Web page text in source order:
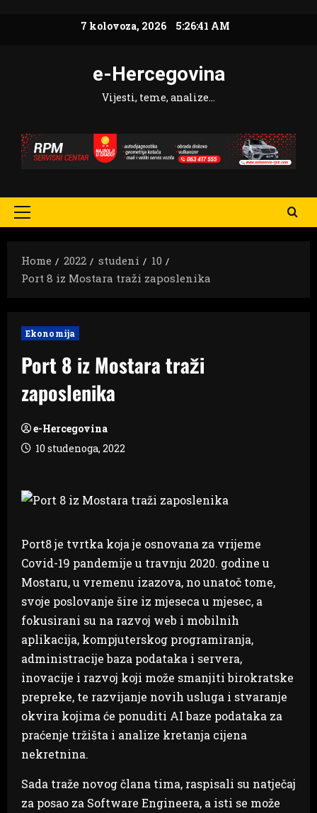
7 kolovoza, 2026 5:26:42 AM
e-Hercegovina
Vijesti, teme, analize…
Primary
Home
2022 studeni
10
Port 8 iz Mostara traži zaposlenika
Ekonomija
Port 8 iz Mostara traži
zaposlenika
e-Hercegovina
10 studenoga, 2022
Port8 je tvrtka koja je osnovana za vrijeme
Covid-19 pandemije u travnju 2020. godine u
Mostaru, u vremenu izazova, no unatoč tome,
svoje poslovanje šire iz mjeseca u mjesec, a
fokusirani su na razvoj web i mobilnih
aplikacija, kompjuterskog programiranja,
administracije baza podataka i servera,
inovacije i razvoj koji može smanjiti birokratske
prepreke, te razvijanje novih usluga i stvaranje
okvira kojima će ponuditi AI baze podataka za
praćenje tržišta i analize kretanja cijena
nekretnina.
Sada traže novog člana tima, raspisali su natječaj
za posao za Software Engineera, a isti se može